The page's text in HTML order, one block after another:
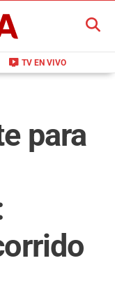
live_tv TV EN VIVO
BUSCAR
para